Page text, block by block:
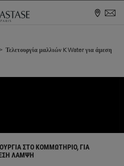
Τελετουργία μαλλιών K Water για άμεση
ΣΤΟ ΚΟΜΜΩΤΗΡΙΟ, ΓΙΑ
ΛΑΜΨΗ